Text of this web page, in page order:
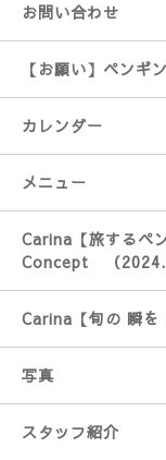
お問い合わせ
【お願い】ペンギ
カレンダー
メニュー
Carina【旅する
Concept （
Carina【旬の 瞬を
写真
スタッフ紹介